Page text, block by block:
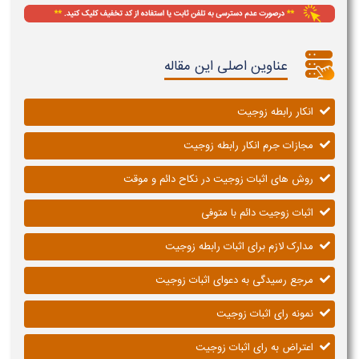
عناوین اصلی این مقاله
انکار رابطه زوجیت
مجازات جرم انکار رابطه زوجیت
روش های اثبات زوجیت در نکاح دائم و موقت
اثبات زوجیت دائم با متوفی
مدارک لازم برای اثبات رابطه زوجیت
مرجع رسیدگی به دعوای اثبات زوجیت
نمونه رای اثبات زوجیت
اعتراض به رای اثبات زوجیت